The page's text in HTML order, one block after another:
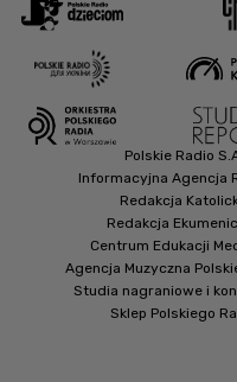
Polskie Radio
Informacyjna Agencja
Redakcja
Redakcja
Centrum Edukacji
Agencja Muzyczna
Studia nagraniowe i
Sklep Polskiego